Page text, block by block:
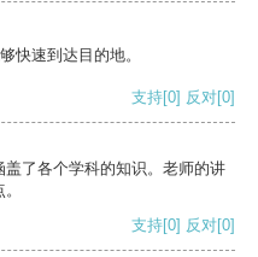
快速到达目的地。
支持[0] 反对[0]
了各个学科的知识。老师的讲
支持[0] 反对[0]